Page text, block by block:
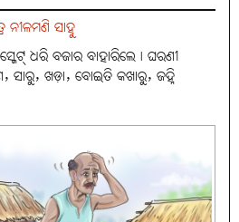
ନୀଳମଣି ସାହୁ
ଧରି ବଜାର ବାହାରିଲେ। ଘରଣୀ
ସାରୁ, ଖଡ଼ା, ବୋଇତି କଖାରୁ, ଜହ୍ନି